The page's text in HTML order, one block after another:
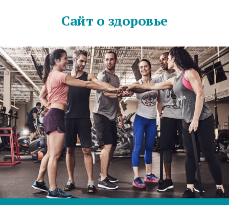
Сайт о здоровье